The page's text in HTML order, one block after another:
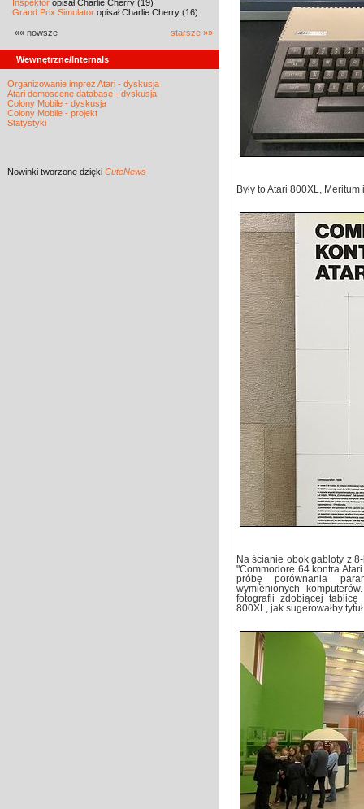
Inspektor opisał Charlie Cherry (19)
Grand Prix Simulator opisał Charlie Cherry (16)
«« nowsze starsze »»
Wewnętrzne/Internals
Organizowanie imprez Atari - dyskusja
Atari demoscene database - dyskusja
Colony Mobile - dyskusja
Colony Mobile - projekt
Statystyki
Nowinki tworzone dzięki CuteNews
Były to Atari 800XL,
Na ścianie obok gabloty z
"Commodore 64 kontra
próbę porównania
wymienionych
fotografii zdobiącej
800XL, jak sugerowałby